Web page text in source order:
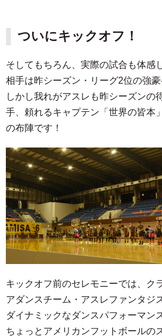
ついにキックオフ！
そしてもちろん、実際の試合も体感
相手は昨シーズン・リーグ2位の強豪
しかし我れがアスレも昨シーズンの
手、頼れるキャプテン「世界の皆本
の布陣です！
キックオフ前のセレモニーでは、ク
アダンスチーム・アスレファンタジ
ダイナミックなダンスパフォーマン
ちょっとアメリカンフットボールの